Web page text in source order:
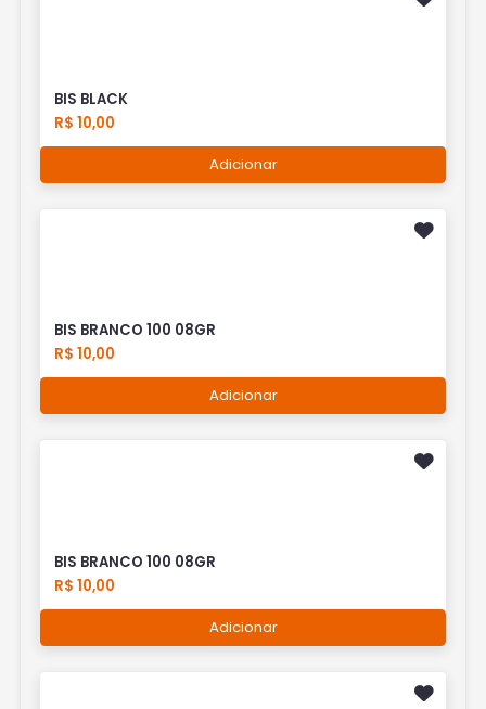
BIS BLACK
R$ 10,00
Adicionar
BIS BRANCO 100 08GR
R$ 10,00
Adicionar
BIS BRANCO 100 08GR
R$ 10,00
Adicionar